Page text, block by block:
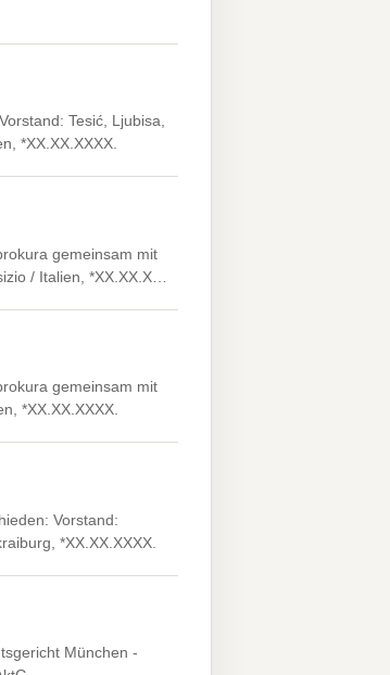
Tesić, Ljubisa,
*XX.XX.XXXX.
gemeinsam mit
/ Italien, *XX.XX.X…
gemeinsam mit
*XX.XX.XXXX.
Vorstand:
*XX.XX.XXXX.
München -